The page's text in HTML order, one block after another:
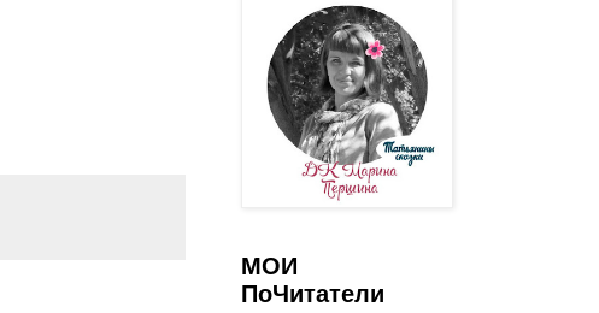
МОИ
ПоЧитатели